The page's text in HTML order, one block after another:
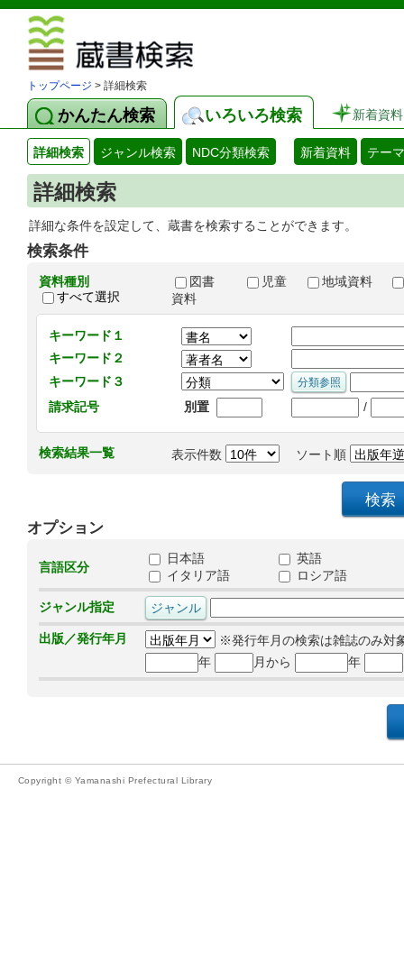
トップページ > 詳細検索
かんたん検索 いろいろ検索 新着資料
詳細検索 ジャンル検索 NDC分類検索 新着資料 テー
詳細検索
詳細な条件を設定して、蔵書を検索することができます。
検索条件
資料種別
すべて選択
図書 児童
地域資料
資料
キーワード１
キーワード２
キーワード３
請求記号
別置 /
検索結果一覧 表示件数 ソート順
オプション
言語区分
日本語
英語
イタリア語
ロシア語
ジャンル指定
出版／発行年月
※発行年月の検索は雑誌のみ対
年
月から 年
Copyright © Yamanashi Prefectural Library